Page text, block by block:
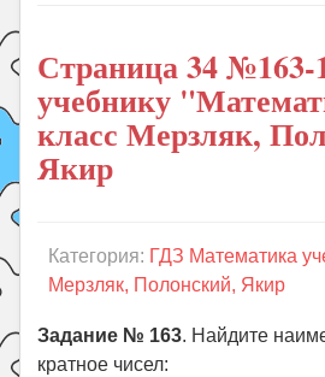
Книги
Рукоделие
Подготовка к школе
Уроки
Праздники
Летом!
Страница 34
учебнику
класс Мерзляк,
Якир
Категория: ГДЗ Математика
Мерзляк, Полонский, Якир
Задание № 163. Найдите
кратное чисел: